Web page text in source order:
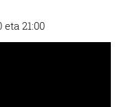
eta 21:00